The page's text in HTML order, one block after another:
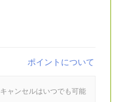
ポイントについて
キャンセルはいつでも可能